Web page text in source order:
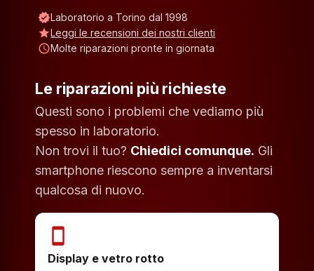
verifiedLaboratorio a Torino dal 1998
starLeggi le recensioni dei nostri clienti
scheduleMolte riparazioni pronte in giornata
Le riparazioni più richieste
Questi sono i problemi che vediamo più
spesso in laboratorio.
Non trovi il tuo? Chiedici comunque. Gli
smartphone riescono sempre a inventarsi
qualcosa di nuovo.
smartphone
Display e vetro rotto